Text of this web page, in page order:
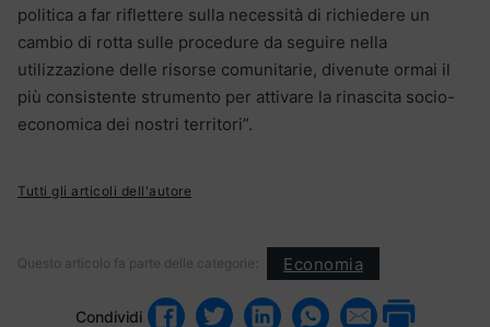
politica a far riflettere sulla necessità di richiedere un
cambio di rotta sulle procedure da seguire nella
utilizzazione delle risorse comunitarie, divenute ormai il
più consistente strumento per attivare la rinascita socio-
economica dei nostri territori”.
Tutti gli articoli dell'autore
Questo articolo fa parte delle categorie: Economia
Condividi